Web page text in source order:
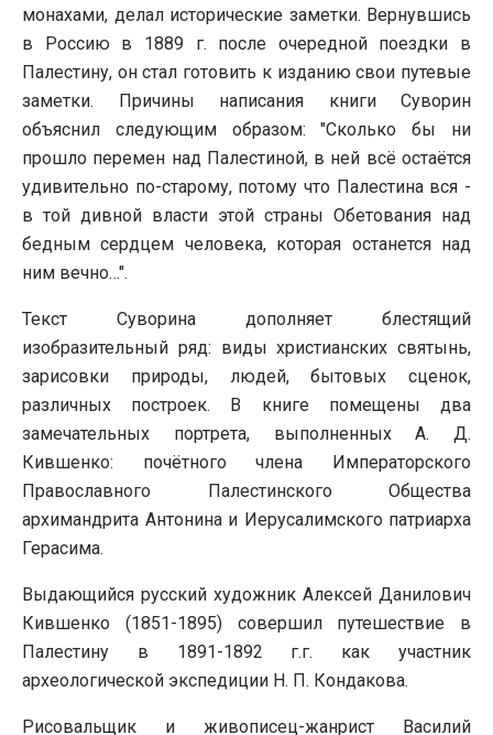
монахами, делал исторические заметки. Вернувшись
в Россию в 1889 г. после очередной поездки в
Палестину, он стал готовить к изданию свои путевые
заметки. Причины написания книги Суворин
объяснил следующим образом: "Сколько бы ни
прошло перемен над Палестиной, в ней всё остаётся
удивительно по-старому, потому что Палестина вся -
в той дивной власти этой страны Обетования над
бедным сердцем человека, которая останется над
ним вечно…".
Текст Суворина дополняет блестящий
изобразительный ряд: виды христианских святынь,
зарисовки природы, людей, бытовых сценок,
различных построек. В книге помещены два
замечательных портрета, выполненных А. Д.
Кившенко: почётного члена Императорского
Православного Палестинского Общества
архимандрита Антонина и Иерусалимского патриарха
Герасима.
Выдающийся русский художник Алексей Данилович
Кившенко (1851-1895) совершил путешествие в
Палестину в 1891-1892 г.г. как участник
археологической экспедиции Н. П. Кондакова.
Рисовальщик и живописец-жанрист Василий